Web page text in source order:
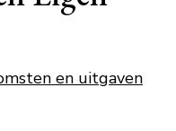
en uitgaven